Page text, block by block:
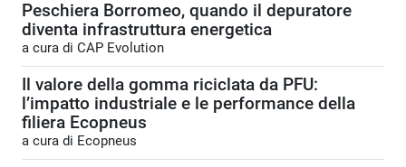
Peschiera Borromeo, quando il depuratore
diventa infrastruttura energetica
a cura di CAP Evolution
Il valore della gomma riciclata da PFU:
l’impatto industriale e le performance della
filiera Ecopneus
a cura di Ecopneus